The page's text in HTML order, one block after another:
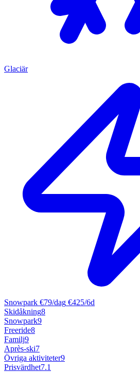
Glaciär
Snowpark €79/dag €425/6d
Skidåkning8
Snowpark9
Freeride8
Familj9
Après-ski7
Övriga aktiviteter9
Prisvärdhet7.1